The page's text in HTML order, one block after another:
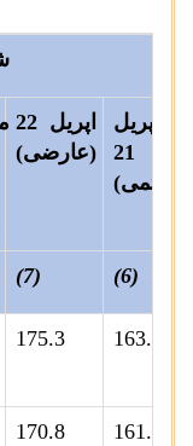
اپریل
21
(حتمی)
اپریل 22
(عارضی)
(6)
(7)
163.5
175.3
161.0
170.8